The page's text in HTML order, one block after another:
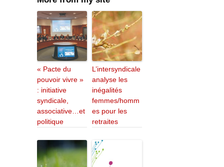
« Pacte du
pouvoir vivre »
: initiative
syndicale,
associative…et
politique
L’intersyndicale
analyse les
inégalités
femmes/homm
es pour les
retraites